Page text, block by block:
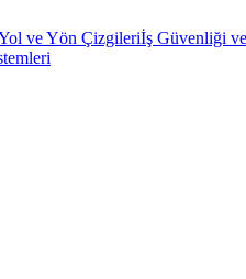
ve Yön Çizgileriİş Güvenliği